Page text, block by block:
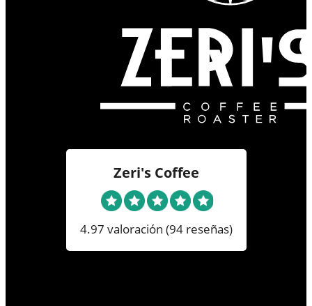
Zeri's Coffee
4.97 valoración (94 reseñas)